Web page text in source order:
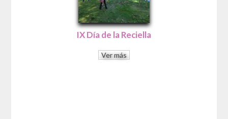
IX Día de la Reciella
Ver más